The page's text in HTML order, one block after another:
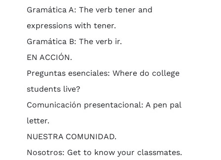
Gramática A: The verb tener and
expressions with tener.
Gramática B: The verb ir.
EN ACCIÓN.
Preguntas esenciales: Where do college
students live?
Comunicación presentacional: A pen pal
letter.
NUESTRA COMUNIDAD.
Nosotros: Get to know your classmates.